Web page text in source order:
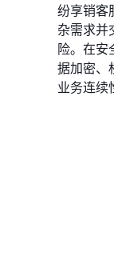
纷享销客
杂需求并
险。在安
据加密、
业务连续